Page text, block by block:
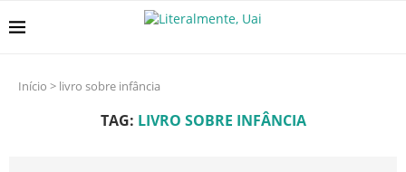
Início > livro sobre infância
TAG: LIVRO SOBRE INFÂNCIA